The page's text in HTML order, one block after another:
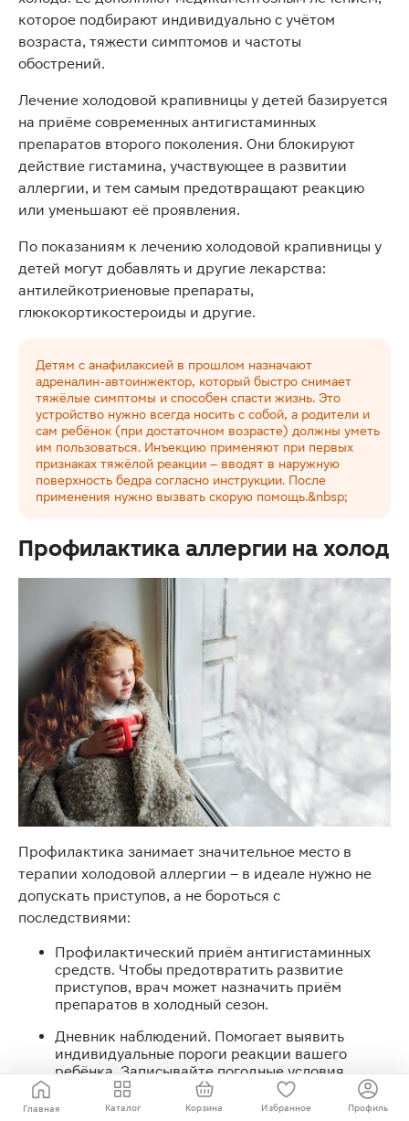
которое подбирают индивидуально с учётом
возраста, тяжести симптомов и частоты
обострений.
Лечение холодовой крапивницы у детей базируется
на приёме современных антигистаминных
препаратов второго поколения. Они блокируют
действие гистамина, участвующее в развитии
аллергии, и тем самым предотвращают реакцию
или уменьшают её проявления.
По показаниям к лечению холодовой крапивницы у
детей могут добавлять и другие лекарства:
антилейкотриеновые препараты,
глюкокортикостероиды и другие.
Детям с анафилаксией в прошлом назначают
адреналин-автоинжектор, который быстро снимает
тяжёлые симптомы и способен спасти жизнь. Это
устройство нужно всегда носить с собой, а родители и
сам ребёнок (при достаточном возрасте) должны уметь
им пользоваться. Инъекцию применяют при первых
признаках тяжёлой реакции – вводят в наружную
поверхность бедра согласно инструкции. После
применения нужно вызвать скорую помощь.&nbsp;
Профилактика аллергии на холод
Профилактика занимает значительное место в
терапии холодовой аллергии – в идеале нужно не
допускать приступов, а не бороться с
последствиями:
Профилактический приём антигистаминных
средств. Чтобы предотвратить развитие
приступов, врач может назначить приём
препаратов в холодный сезон.
Дневник наблюдений. Помогает выявить
индивидуальные пороги реакции вашего
ребёнка. Записывайте погодные условия
(температуру, осадки, ветер, влажность),
длительность прогулки, симптомы.
Главная Каталог Корзина Избранное Профиль